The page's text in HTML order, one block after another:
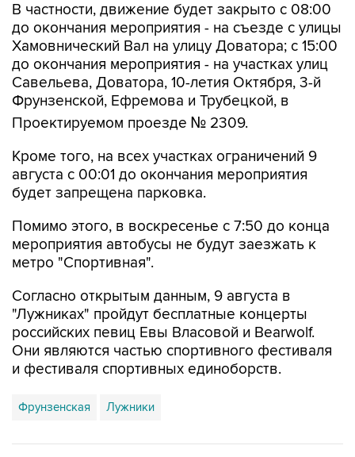
В частности, движение будет закрыто с 08:00
до окончания мероприятия - на съезде с улицы
Хамовнический Вал на улицу Доватора; с 15:00
до окончания мероприятия - на участках улиц
Савельева, Доватора, 10-летия Октября, 3-й
Фрунзенской, Ефремова и Трубецкой, в
Проектируемом проезде № 2309.
Кроме того, на всех участках ограничений 9
августа с 00:01 до окончания мероприятия
будет запрещена парковка.
Помимо этого, в воскресенье с 7:50 до конца
мероприятия автобусы не будут заезжать к
метро "Спортивная".
Согласно открытым данным, 9 августа в
"Лужниках" пройдут бесплатные концерты
российских певиц Евы Власовой и Bearwolf.
Они являются частью спортивного фестиваля
и фестиваля спортивных единоборств.
Фрунзенская Лужники